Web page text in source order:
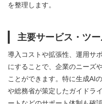
を整理します。
主要サービス・ツ
導入コストや拡張性、運用サ
にすることで、企業のニーズ
ことができます。特に生成AI
や総務省が策定したガイドラ